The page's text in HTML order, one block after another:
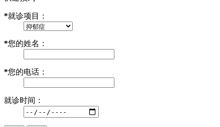
*就诊项目：
*您的姓名：
*您的电话：
就诊时间：